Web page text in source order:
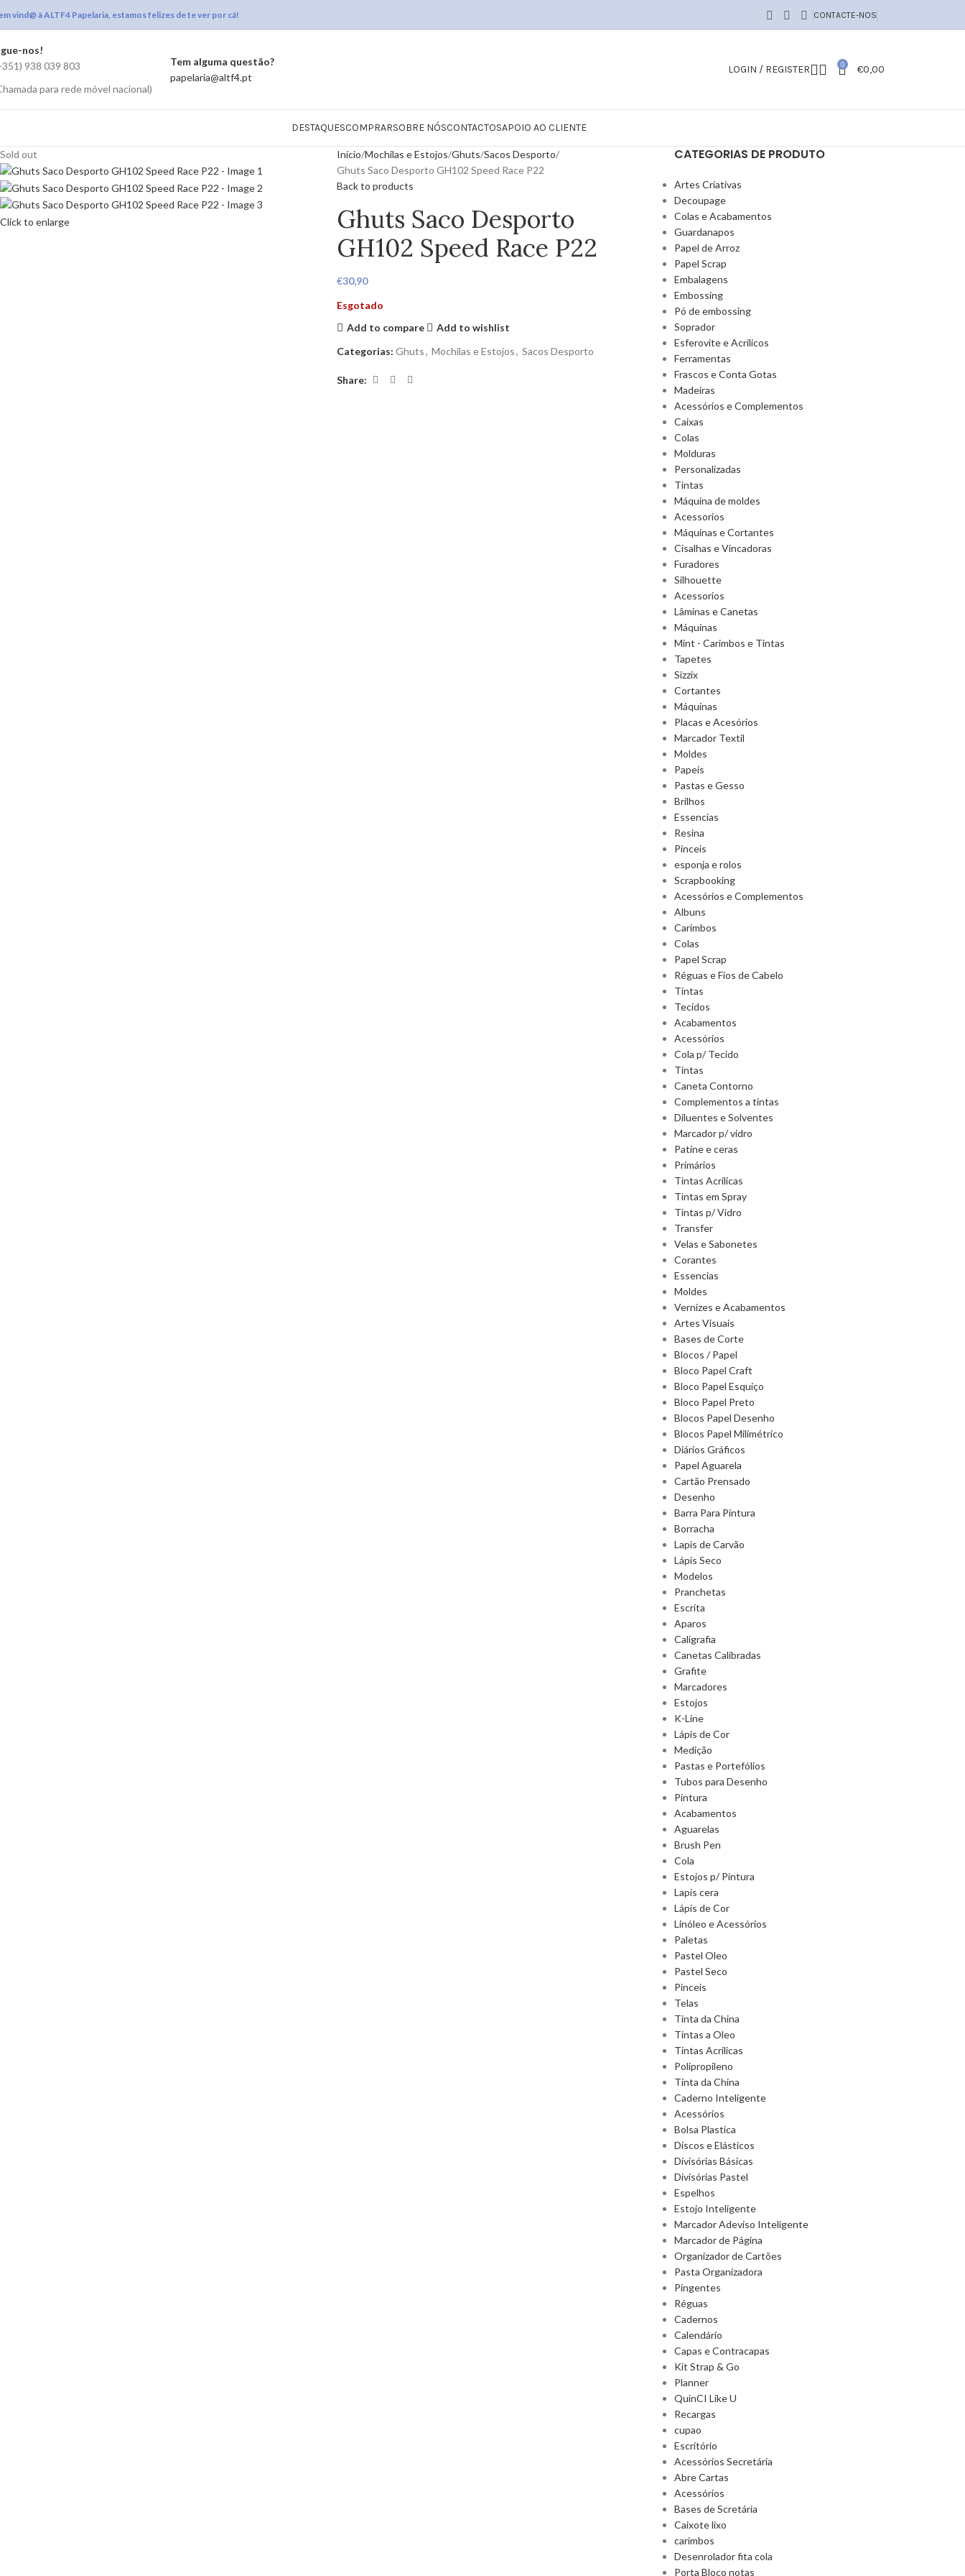
vind@ à ALTF4 Papelaria, estamos felizes de te ver por cá! CONTACTE-NOS
nos!
938 039 803
para rede móvel nacional)
Tem alguma questão?
papelaria@altf4.pt
LOGIN / REGISTER 0 €0,00
DESTAQUESCOMPRARSOBRE NÓSCONTACTOSAPOIO AO CLIENTE
Sold out
Click to enlarge
Início Mochilas e Estojos Ghuts Sacos Desporto
Ghuts Saco Desporto GH102 Speed Race P22
Back to products
Ghuts Saco Desporto
GH102 Speed Race P22
€30,90
Esgotado
Add to compare
Add to wishlist
Categorias: Ghuts , Mochilas e Estojos , Sacos Desporto
Share:
CATEGORIAS DE PRODUTO
Artes Criativas
Decoupage
Colas e Acabamentos
Guardanapos
Papel de Arroz
Papel Scrap
Embalagens
Embossing
Pó de embossing
Soprador
Esferovite e Acrilicos
Ferramentas
Frascos e Conta Gotas
Madeiras
Acessórios e Complementos
Caixas
Colas
Molduras
Personalizadas
Tintas
Máquina de moldes
Acessorios
Máquinas e Cortantes
Cisalhas e Vincadoras
Furadores
Silhouette
Acessorios
Lâminas e Canetas
Máquinas
Mint - Carimbos e Tintas
Tapetes
Sizzix
Cortantes
Máquinas
Placas e Acesórios
Marcador Textil
Moldes
Papeis
Pastas e Gesso
Brilhos
Essencias
Resina
Pinceis
esponja e rolos
Scrapbooking
Acessórios e Complementos
Albuns
Carimbos
Colas
Papel Scrap
Réguas e Fios de Cabelo
Tintas
Tecidos
Acabamentos
Acessórios
Cola p/ Tecido
Tintas
Caneta Contorno
Complementos a tintas
Diluentes e Solventes
Marcador p/ vidro
Patine e ceras
Primários
Tintas Acrilicas
Tintas em Spray
Tintas p/ Vidro
Transfer
Velas e Sabonetes
Corantes
Essencias
Moldes
Vernizes e Acabamentos
Artes Visuais
Bases de Corte
Blocos / Papel
Bloco Papel Craft
Bloco Papel Esquiço
Bloco Papel Preto
Blocos Papel Desenho
Blocos Papel Milimétrico
Diários Gráficos
Papel Aguarela
Cartão Prensado
Desenho
Barra Para Pintura
Borracha
Lapis de Carvão
Lápis Seco
Modelos
Pranchetas
Escrita
Aparos
Caligrafia
Canetas Calibradas
Grafite
Marcadores
Estojos
K-Line
Lápis de Cor
Medição
Pastas e Portefólios
Tubos para Desenho
Pintura
Acabamentos
Aguarelas
Brush Pen
Cola
Estojos p/ Pintura
Lapis cera
Lápis de Cor
Linóleo e Acessórios
Paletas
Pastel Oleo
Pastel Seco
Pinceis
Telas
Tinta da China
Tintas a Oleo
Tintas Acrilicas
Polipropileno
Tinta da China
Caderno Inteligente
Acessórios
Bolsa Plastica
Discos e Elásticos
Divisórias Básicas
Divisórias Pastel
Espelhos
Estojo Inteligente
Marcador Adeviso Inteligente
Marcador de Página
Organizador de Cartões
Pasta Organizadora
Pingentes
Réguas
Cadernos
Calendário
Capas e Contracapas
Kit Strap & Go
Planner
QuinCI Like U
Recargas
cupao
Escritório
Acessórios Secretária
Abre Cartas
Acessórios
Bases de Scretária
Caixote lixo
carimbos
Desenrolador fita cola
Porta Bloco notas